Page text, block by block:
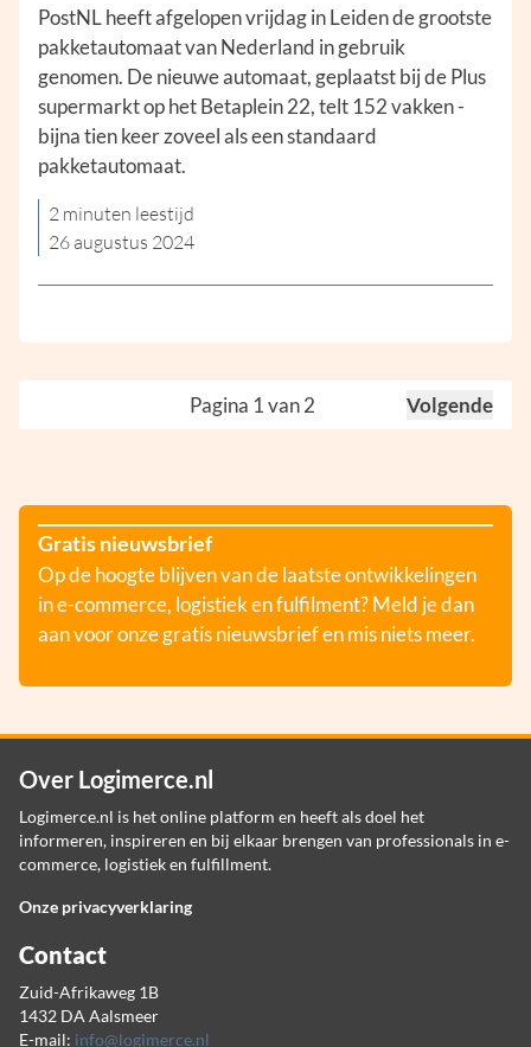
PostNL heeft afgelopen vrijdag in Leiden de grootste
pakketautomaat van Nederland in gebruik
genomen. De nieuwe automaat, geplaatst bij de Plus
supermarkt op het Betaplein 22, telt 152 vakken -
bijna tien keer zoveel als een standaard
pakketautomaat.
2 minuten leestijd
26 augustus 2024
Pagina 1 van 2 Volgende
Gratis nieuwsbrief
Op de hoogte blijven van de laatste ontwikkelingen
in e-commerce, logistiek en fulfilment? Meld je dan
aan voor onze gratis nieuwsbrief en mis niets meer.
Over Logimerce.nl
Logimerce.nl is het online platform en heeft als doel het
informeren, inspireren en bij elkaar brengen van professionals in e-
commerce, logistiek en fulfillment.
Onze privacyverklaring
Contact
Zuid-Afrikaweg 1B
1432 DA Aalsmeer
E-mail: info@logimerce.nl